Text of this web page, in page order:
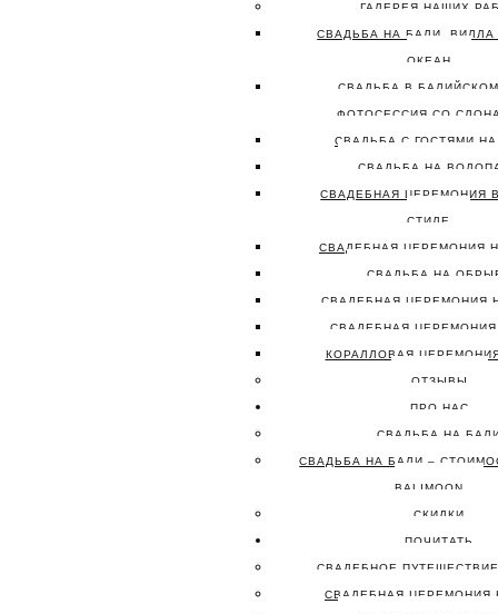
ГАЛЕРЕЯ НАШИХ
СВАДЬБА НА БАЛИ,
ОКЕАН
СВАДЬБА В
ФОТОСЕССИЯ СО
СВАДЬБА С ГОСТЯМИ
СВАДЬБА НА
СВАДЕБНАЯ ЦЕРЕМОНИЯ
СТИЛЕ
СВАДЕБНАЯ ЦЕРЕМОНИЯ
СВАДЬБА НА
СВАДЕБНАЯ ЦЕРЕМОНИЯ
СВАДЕБНАЯ ЦЕРЕМОНИЯ
КОРАЛЛОВАЯ
ОТЗЫВЫ
ПРО НАС
СВАДЬБА НА
СВАДЬБА НА БАЛИ –
BALIMOON
СКИДКИ
ПОЧИТАТЬ
СВАДЕБНОЕ
СВАДЕБНАЯ ЦЕРЕМОНИЯ